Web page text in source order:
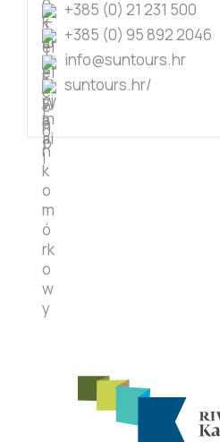
+385 (0) 21 231 500
+385 (0) 95 892 2046
info@suntours.hr
suntours.hr/